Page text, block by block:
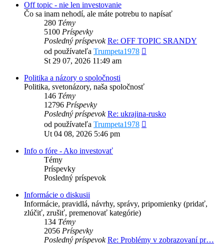
Off topic - nie len investovanie
Čo sa inam nehodí, ale máte potrebu to napísať
280 Témy
5100 Príspevky
Posledný príspevok Re: OFF TOPIC SRANDY
od používateľa Trumpeta1978
St 29 07, 2026 11:49 am
Politika a názory o spoločnosti
Politika, svetonázory, naša spoločnosť
146 Témy
12796 Príspevky
Posledný príspevok Re: ukrajina-rusko
od používateľa Trumpeta1978
Ut 04 08, 2026 5:46 pm
Info o fóre - Ako investovať
Témy
Príspevky
Posledný príspevok
Informácie o diskusii
Informácie, pravidlá, návrhy, správy, pripomienky (pridať,
zlúčiť, zrušiť, premenovať kategórie)
134 Témy
2056 Príspevky
Posledný príspevok Re: Problémy v zobrazovaní pr…